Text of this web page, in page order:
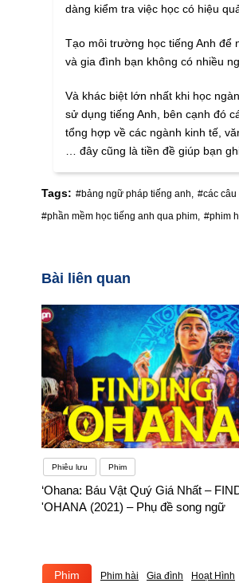
dàng kiểm tra việc học có hiệu
Tạo môi trường học tiếng Anh để
và gia đình bạn không có nhiều
Và khác biệt lớn nhất khi học
sử dụng tiếng Anh, bên cạnh đó
tổng hợp về các ngành kinh tế,
… đây cũng là tiền đề giúp bạn
Tags: #bảng ngữ pháp tiếng anh, #các
#phần mềm học tiếng anh qua phim, #phim
Bài liên quan
Phiêu lưu Phim
‘Ohana: Báu Vật Quý Giá Nhất –
'OHANA (2021) – Phụ đề song ngữ
Phim Phim hài Gia đình Hoạt Hình